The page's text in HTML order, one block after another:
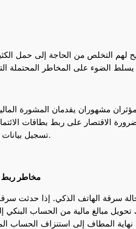
لهم التخلص من الحاجة إلى حمل
مشهوران يقدمان المشورة
الاقتصار على ربط بطاقات
تسجيل بيانات بطاقات الخصم.
مخاطر ربط
سرقة الهاتف الذكي. إذا حدثت
مبالغ مالية من الحساب البنكي